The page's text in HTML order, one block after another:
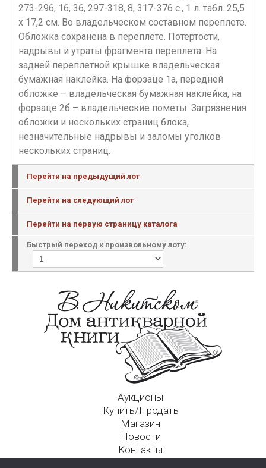
273-296, 16, 36, 297-318, 8, 317-376 с., 1 л. табл. 25,5
х 17,2 см. Во владельческом составном переплете.
Обложка сохранена в переплете. Потертости,
надрывы и утраты фрагмента переплета. На
задней переплетной крышке владельческая
бумажная наклейка. На форзаце 1а, передней
обложке – владельческая бумажная наклейка, на
форзаце 2б – владельческие пометы. Загрязнения
обложки и нескольких страниц блока,
незначительные надрывы и заломы уголков
нескольких страниц.
Перейти на предыдущий лот
Перейти на следующий лот
Перейти на первую страницу каталога
Быстрый переход к произвольному лоту:
Аукционы
Купить/Продать
Магазин
Новости
Контакты